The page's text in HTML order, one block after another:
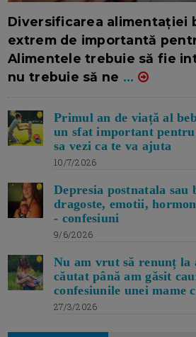
Diversificarea alimentației
extrem de importantă
Alimentele trebuie să fie
nu trebuie să ne ...
Primul an de viață al
un sfat important
sa vezi ca te va ajuta
10/7/2026
Depresia postnatala
dragoste, emotii,
- confesiuni
9/6/2026
Nu am vrut să renunț la
căutat până am găsit
confesiunile unei mame
27/3/2026